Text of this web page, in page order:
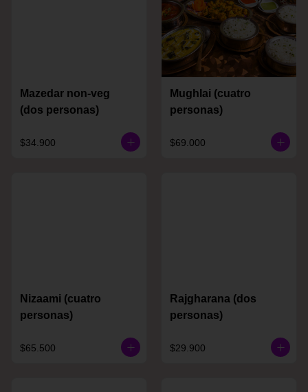
Mazedar non-veg
(dos personas)
$34.900
Mughlai (cuatro
personas)
$69.000
Nizaami (cuatro
personas)
$65.500
Rajgharana (dos
personas)
$29.900